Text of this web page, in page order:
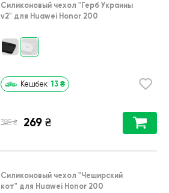
Силиконовый чехол "Герб Украины
v2" для Huawei Honor 200
Кешбек 13 ₴
385 ₴ 269 ₴
Силиконовый чехол "Чеширский
кот" для Huawei Honor 200